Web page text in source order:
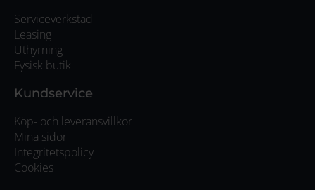
Serviceverkstad
Leasing
Uthyrning
Fysisk butik
Kundservice
Köp- och leveransvillkor
Mina sidor
Integritetspolicy
Cookies